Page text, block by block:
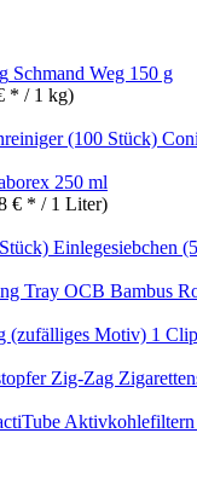
Schmand Weg 150 g
* / 1 kg)
250 ml
€ * / 1 Liter)
Einlegesiebchen
OCB Bambus
1
Zig-Zag